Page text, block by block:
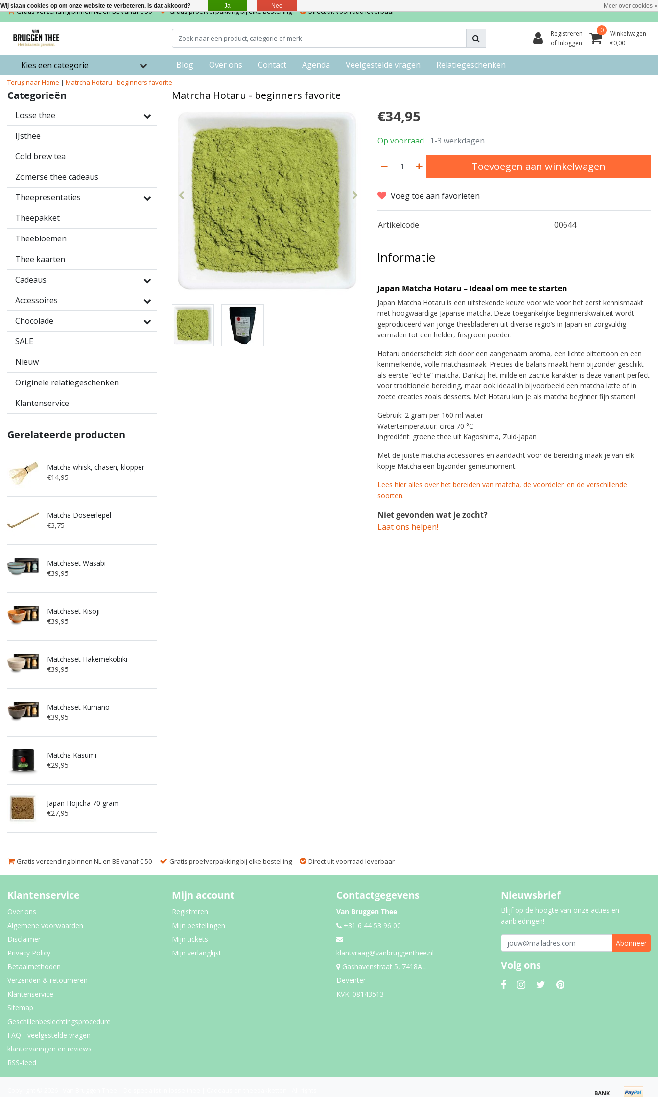
Gratis verzending binnen NL en BE vanaf € 50 Gratis proefverpakking bij elke bestelling Direct uit voorraad leverbaar
Registreren
of Inloggen
0
Winkelwagen
€0,00
Kies een categorie Blog Over ons Contact Agenda Veelgestelde vragen Relatiegeschenken
Terug naar Home | Matrcha Hotaru - beginners favorite
Categorieën
Losse thee
IJsthee
Cold brew tea
Zomerse thee cadeaus
Theepresentaties
Theepakket
Theebloemen
Thee kaarten
Cadeaus
Accessoires
Chocolade
SALE
Nieuw
Originele relatiegeschenken
Klantenservice
Gerelateerde producten
Matcha whisk, chasen, klopper
€14,95
Matcha Doseerlepel
€3,75
Matchaset Wasabi
€39,95
Matchaset Kisoji
€39,95
Matchaset Hakemekobiki
€39,95
Matchaset Kumano
€39,95
Matcha Kasumi
€29,95
Japan Hojicha 70 gram
€27,95
Matrcha Hotaru - beginners favorite
€34,95
Op voorraad 1-3 werkdagen
Toevoegen aan winkelwagen
Voeg toe aan favorieten
Artikelcode 00644
Informatie
Japan Matcha Hotaru – Ideaal om mee te starten
Japan Matcha Hotaru is een uitstekende keuze voor wie voor het eerst kennismaakt
met hoogwaardige Japanse matcha. Deze toegankelijke beginnerskwaliteit wordt
geproduceerd van jonge theebladeren uit diverse regio’s in Japan en zorgvuldig
vermalen tot een helder, frisgroen poeder.
Hotaru onderscheidt zich door een aangenaam aroma, een lichte bittertoon en een
kenmerkende, volle matchasmaak. Precies die balans maakt hem bijzonder geschikt
als eerste “echte” matcha. Dankzij het milde en zachte karakter is deze variant perfect
voor traditionele bereiding, maar ook ideaal in bijvoorbeeld een matcha latte of in
zoete creaties zoals desserts. Met Hotaru kun je als matcha beginner fijn starten!
Gebruik: 2 gram per 160 ml water
Watertemperatuur: circa 70 °C
Ingrediënt: groene thee uit Kagoshima, Zuid-Japan
Met de juiste matcha accessoires en aandacht voor de bereiding maak je van elk
kopje Matcha een bijzonder genietmoment.
Lees hier alles over het bereiden van matcha, de voordelen en de verschillende
soorten.
Niet gevonden wat je zocht?
Laat ons helpen!
Gratis verzending binnen NL en BE vanaf € 50 Gratis proefverpakking bij elke bestelling Direct uit voorraad leverbaar
Klantenservice
Over ons
Algemene voorwaarden
Disclaimer
Privacy Policy
Betaalmethoden
Verzenden & retourneren
Klantenservice
Sitemap
Geschillenbeslechtingsprocedure
FAQ - veelgestelde vragen
klantervaringen en reviews
RSS-feed
Mijn account
Registreren
Mijn bestellingen
Mijn tickets
Mijn verlanglijst
Contactgegevens
Van Bruggen Thee
+31 6 44 53 96 00
klantvraag@vanbruggenthee.nl
Gashavenstraat 5, 7418AL
Deventer
KVK: 08143513
Nieuwsbrief
Blijf op de hoogte van onze acties en
aanbiedingen!
Abonneer
Volg ons
Wij slaan cookies op om onze website te verbeteren. Is dat akkoord? Ja Nee Meer over cookies »